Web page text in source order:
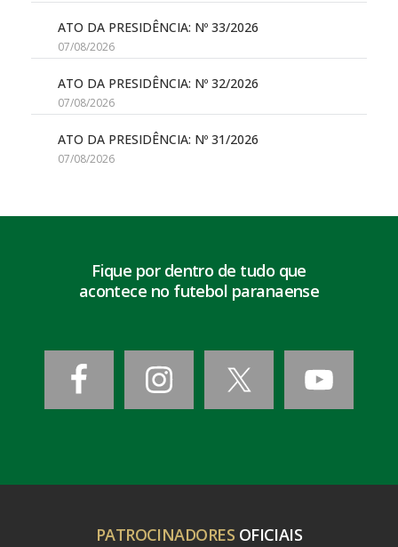
ATO DA PRESIDÊNCIA: Nº 33/2026
07/08/2026
ATO DA PRESIDÊNCIA: Nº 32/2026
07/08/2026
ATO DA PRESIDÊNCIA: Nº 31/2026
07/08/2026
Fique por dentro de tudo que
acontece no futebol paranaense
PATROCINADORES OFICIAIS